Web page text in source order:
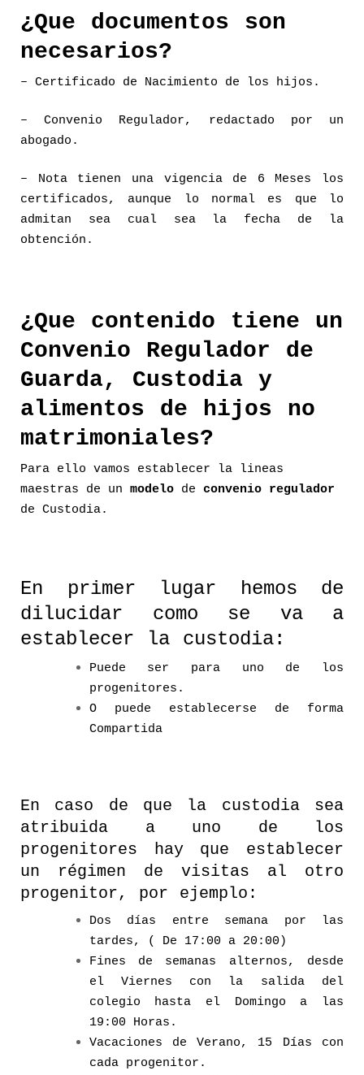
¿Que documentos son
necesarios?
– Certificado de Nacimiento de los hijos.
– Convenio Regulador, redactado por un
abogado.
– Nota tienen una vigencia de 6 Meses los
certificados, aunque lo normal es que lo
admitan sea cual sea la fecha de la
obtención.
¿Que contenido tiene un
Convenio Regulador de
Guarda, Custodia y
alimentos de hijos no
matrimoniales?
Para ello vamos establecer la lineas
maestras de un modelo de convenio regulador
de Custodia.
En primer lugar hemos de
dilucidar como se va a
establecer la custodia:
Puede ser para uno de los
progenitores.
O puede establecerse de forma
Compartida
En caso de que la custodia sea
atribuida a uno de los
progenitores hay que establecer
un régimen de visitas al otro
progenitor, por ejemplo:
Dos días entre semana por las
tardes, ( De 17:00 a 20:00)
Fines de semanas alternos, desde
el Viernes con la salida del
colegio hasta el Domingo a las
19:00 Horas.
Vacaciones de Verano, 15 Días con
cada progenitor.